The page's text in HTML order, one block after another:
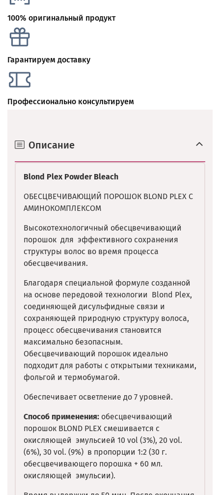
100% оригинальный продукт
Гарантируем доставку
Профессионально консультируем
Описание
Blond Plex Powder Bleach
ОБЕСЦВЕЧИВАЮЩИЙ ПОРОШОК BLOND PLEX C
АМИНОКОМПЛЕКСОМ
Высокотехнологичный обесцвечивающий
порошок для эффективного сохранения
структуры волос во время процесса
обесцвечивания.
Благодаря специальной формуле созданной
на основе передовой технологии Blond Plex,
соединяющей дисульфидные связи и
сохраняющей природную структуру волоса,
процесс обесцвечивания становится
максимально безопасным.
Обесцвечивающий порошок идеально
подходит для работы с открытыми техниками,
фольгой и термобумагой.
Обеспечивает осветление до 7 уровней.
Способ применения: обесцвечивающий
порошок BLOND PLEX смешивается с
окисляющей эмульсией 10 vol (3%), 20 vol.
(6%), 30 vol. (9%) в пропорции 1:2 (30 г.
обесцвечивающего порошка + 60 мл.
окисляющей эмульсии).